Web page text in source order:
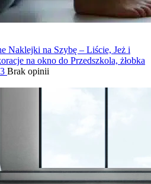
Naklejki na Szybę – Liście, Jeż i
na okno do Przedszkola, żłobka
Brak opinii